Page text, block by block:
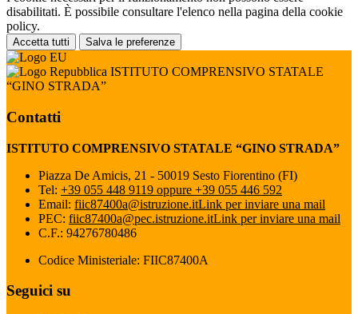
disabilitati. È possibile consultare l'elenco nella pagina della cookie
policy.
Accetta tutti Salva le preferenze
ISTITUTO COMPRENSIVO STATALE
“GINO STRADA”
Contatti
ISTITUTO COMPRENSIVO STATALE “GINO STRADA”
Piazza De Amicis, 21 - 50019 Sesto Fiorentino (FI)
Tel: +39 055 448 9119 oppure +39 055 446 592
Email: fiic87400a@istruzione.itLink per inviare una mail
PEC: fiic87400a@pec.istruzione.itLink per inviare una mail
C.F.: 94276780486
Codice Ministeriale: FIIC87400A
Seguici su